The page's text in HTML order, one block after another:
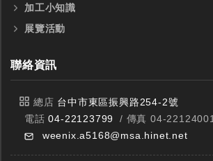
加工小知識
展覽活動
聯絡資訊
總店 台中市東區振興路254-2號
電話04-22123799
/ 傳真 04-22124001
weenix.a5168@msa.hinet.net